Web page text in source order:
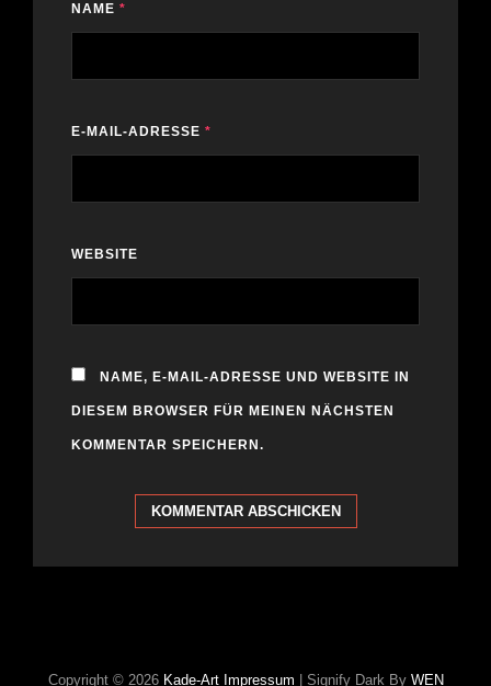
NAME *
E-MAIL-ADRESSE *
WEBSITE
NAME, E-MAIL-ADRESSE UND WEBSITE IN
DIESEM BROWSER FÜR MEINEN NÄCHSTEN
KOMMENTAR SPEICHERN.
Copyright © 2026 Kade-Art Impressum Signify Dark By WEN